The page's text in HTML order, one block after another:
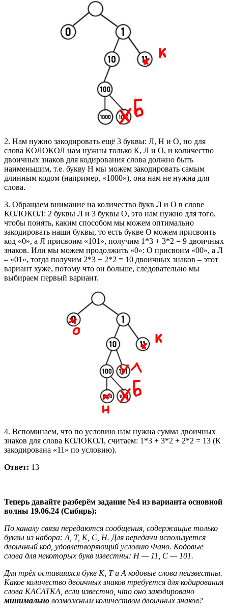
2. Нам нужно закодировать ещё 3 буквы: Л, Н и О, но для
слова КОЛОКОЛ нам нужны только К, Л и О, и количество
двоичных знаков для кодирования слова должно быть
наименьшим, т.е. букву Н мы можем закодировать самым
длинным кодом (например, «1000»), она нам не нужна для
слова.
3. Обращаем внимание на количество букв Л и О в слове
КОЛОКОЛ: 2 буквы Л и 3 буквы О, это нам нужно для того,
чтобы понять, каким способом мы можем оптимально
закодировать наши буквы, то есть букве О можем присвоить
код «0», а Л присвоим «101», получим 1*3 + 3*2 = 9 двоичных
знаков. Или мы можем продолжить «0»: О присвоим «00», а Л
– «01», тогда получим 2*3 + 2*2 = 10 двоичных знаков – этот
вариант хуже, потому что он больше, следовательно мы
выбираем первый вариант.
4. Вспоминаем, что по условию нам нужна сумма двоичных
знаков для слова КОЛОКОЛ, считаем: 1*3 + 3*2 + 2*2 = 13 (К
закодирована «11» по условию).
Ответ: 13
Теперь давайте разберём задание №4 из варианта основной
волны 19.06.24 (Сибирь):
По каналу связи передаются сообщения, содержащие только
буквы из набора: А, Т, К, С, Н. Для передачи используется
двоичный код, удовлетворяющий условию Фано. Кодовые
слова для некоторых букв известны: Н — 11, С — 101.
Для трёх оставшихся букв К, Т и А кодовые слова неизвестны.
Какое количество двоичных знаков требуется для кодирования
слова КАСАТКА, если известно, что оно закодировано
минимально возможным количеством двоичных знаков?